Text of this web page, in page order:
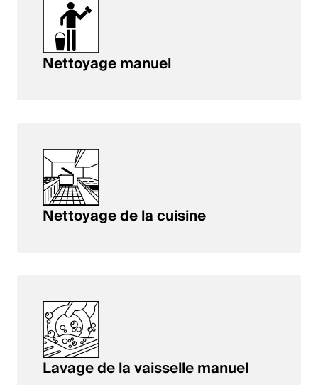
English
Nettoyage manuel
Nettoyage de la cuisine
Lavage de la vaisselle manuel